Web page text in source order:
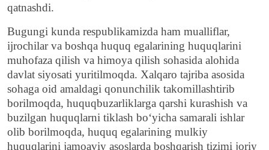
qatnashdi.
Bugungi kunda respublikamizda ham mualliflar,
ijrochilar va boshqa huquq egalarining huquqlarini
muhofaza qilish va himoya qilish sohasida alohida
davlat siyosati yuritilmoqda. Xalqaro tajriba asosida
sohaga oid amaldagi qonunchilik takomillashtirib
borilmoqda, huquqbuzarliklarga qarshi kurashish va
buzilgan huquqlarni tiklash bo‘yicha samarali ishlar
olib borilmoqda, huquq egalarining mulkiy
huquqlarini jamoaviy asoslarda boshqarish tizimi joriy